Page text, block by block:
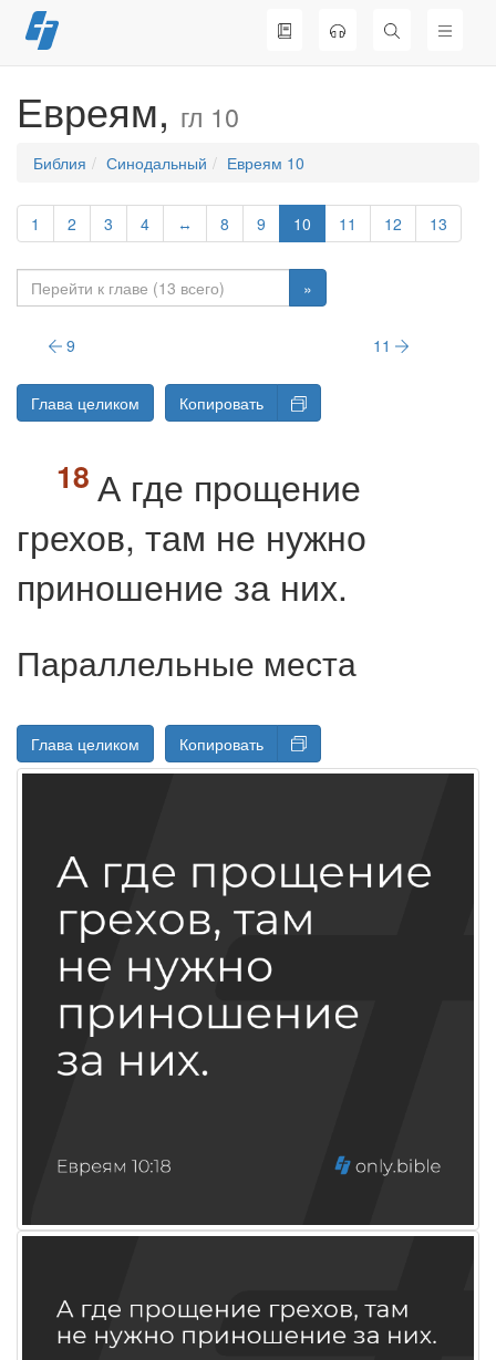
Перейти
к
Евреям, гл 10
Библия Синодальный Евреям 10
1 2 3 4 ↔ 8 9 10 11 12 13
»
9 11
Глава целиком Копировать
А где прощение
грехов, там не нужно
приношение за них.
Параллельные места
Глава целиком Копировать